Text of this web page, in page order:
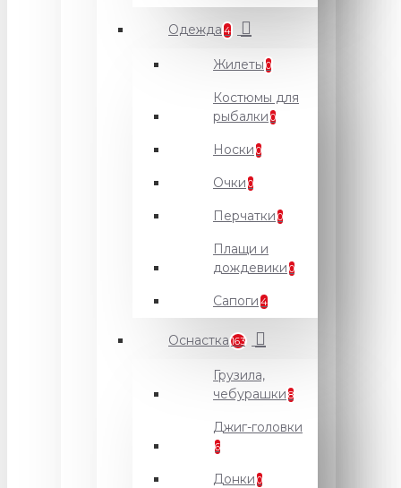
Одежда 4
Жилеты 0
Костюмы для
рыбалки 0
Носки 0
Очки 0
Перчатки 0
Плащи и
дождевики 0
Сапоги 4
Оснастка 163
Грузила,
чебурашки 8
Джиг-головки
6
Донки 0